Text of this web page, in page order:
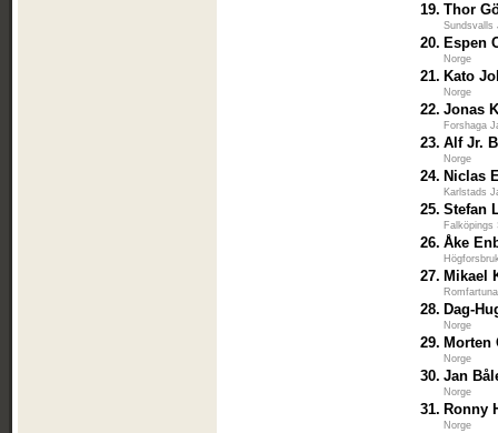
19. Thor
Sundsvalls
20. Espen
Norge
21. Kato
Norge
22. Jonas
Forshaga
23. Alf Jr.
Norge
24. Niclas
Karlstads
25. Stefan
Falköpings
26. Åke
27. Mikael
28. Dag-
Norge
29. Morten
Norge
30. Jan
Norge
31. Ronny
Norge